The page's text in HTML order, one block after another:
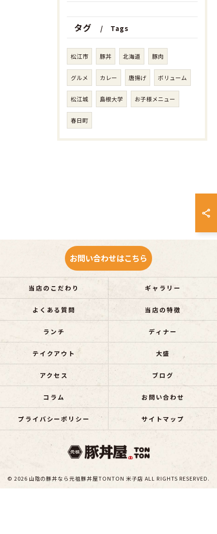
タグ Tags
松江市 豚丼 北海道 豚肉
グルメ カレー 唐揚げ ボリューム
松江城 島根大学 お子様メニュー
春日町
お問い合わせはこちら
当店のこだわり ギャラリー
よくある質問 当店の特徴
ランチ ディナー
テイクアウト 大盛
アクセス ブログ
コラム お問い合わせ
プライバシーポリシー サイトマップ
© 2026 山陰の豚丼なら元祖豚丼屋TONTON 米子店 ALL RIGHTS RESERVED.